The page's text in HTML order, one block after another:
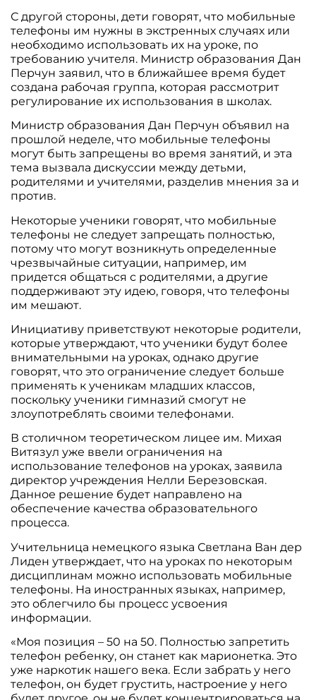
С другой стороны, дети говорят, что мобильные
телефоны им нужны в экстренных случаях или
необходимо использовать их на уроке, по
требованию учителя. Министр образования Дан
Перчун заявил, что в ближайшее время будет
создана рабочая группа, которая рассмотрит
регулирование их использования в школах.
Министр образования Дан Перчун объявил на
прошлой неделе, что мобильные телефоны
могут быть запрещены во время занятий, и эта
тема вызвала дискуссии между детьми,
родителями и учителями, разделив мнения за и
против.
Некоторые ученики говорят, что мобильные
телефоны не следует запрещать полностью,
потому что могут возникнуть определенные
чрезвычайные ситуации, например, им
придется общаться с родителями, а другие
поддерживают эту идею, говоря, что телефоны
им мешают.
Инициативу приветствуют некоторые родители,
которые утверждают, что ученики будут более
внимательными на уроках, однако другие
говорят, что это ограничение следует больше
применять к ученикам младших классов,
поскольку ученики гимназий смогут не
злоупотреблять своими телефонами.
В столичном теоретическом лицее им. Михая
Витязул уже ввели ограничения на
использование телефонов на уроках, заявила
директор учреждения Нелли Березовская.
Данное решение будет направлено на
обеспечение качества образовательного
процесса.
Учительница немецкого языка Светлана Ван дер
Лиден утверждает, что на уроках по некоторым
дисциплинам можно использовать мобильные
телефоны. На иностранных языках, например,
это облегчило бы процесс усвоения
информации.
«Моя позиция – 50 на 50. Полностью запретить
телефон ребенку, он станет как марионетка. Это
уже наркотик нашего века. Если забрать у него
телефон, он будет грустить, настроение у него